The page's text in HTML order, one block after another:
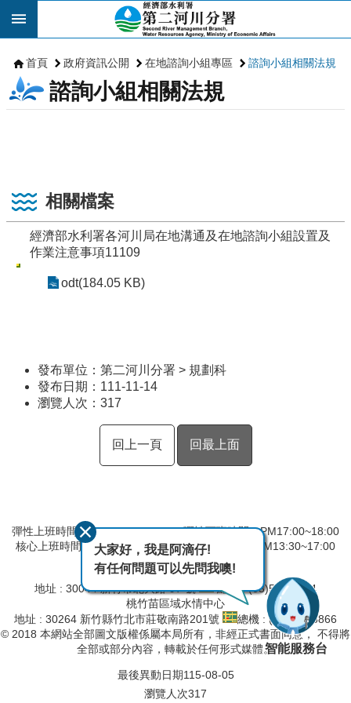
跳到主要內容區塊
首頁 政府資訊公開 在地諮詢小組專區 諮詢小組相關法規
諮詢小組相關法規
相關檔案
經濟部水利署各河川局在地溝通及在地諮詢小組設置及
作業注意事項11109
odt(184.05 KB)
發布單位：第二河川分署 > 規劃科
發布日期：111-11-14
瀏覽人次： 317
回上一頁 回最上面
彈性上班時間：AM8:00~09:00 彈性下班時間：PM17:00~18:00
核心上班時間：星期一 ~ 星期五 AM09:00~12:30 PM13:30~17:00
第二河川分署
地址 : 30044 新竹市北大路 97 號
總機 : (03)532-2334
桃竹苗區域水情中心
地址 : 30264 新竹縣竹北市莊敬南路201號
總機 : (03)657-8866
© 2018 本網站全部圖文版權係屬本局所有，非經正式書面同意， 不得將
全部或部分內容，轉載於任何形式媒體。
最後異動日期115-08-05
瀏覽人次317
大家好，我是阿滴仔!
有任何問題可以先問我噢!
智能服務台